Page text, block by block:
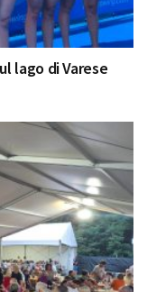
lago di Varese